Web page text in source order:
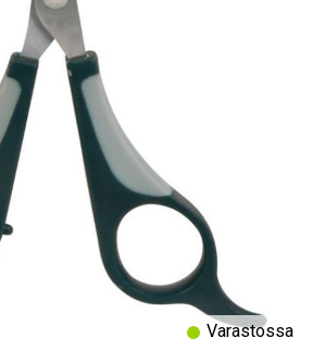
Varastossa